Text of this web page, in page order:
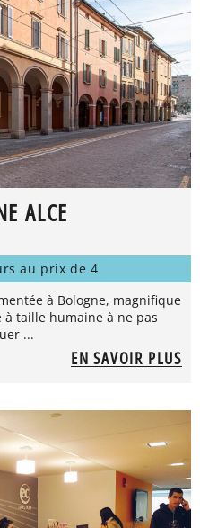
ALCE
au prix de 4
à Bologne, magnifique
taille humaine à ne pas
...
EN SAVOIR PLUS